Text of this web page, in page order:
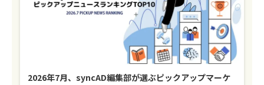
2026年7月、syncAD編集部が選ぶピックアップマーケ